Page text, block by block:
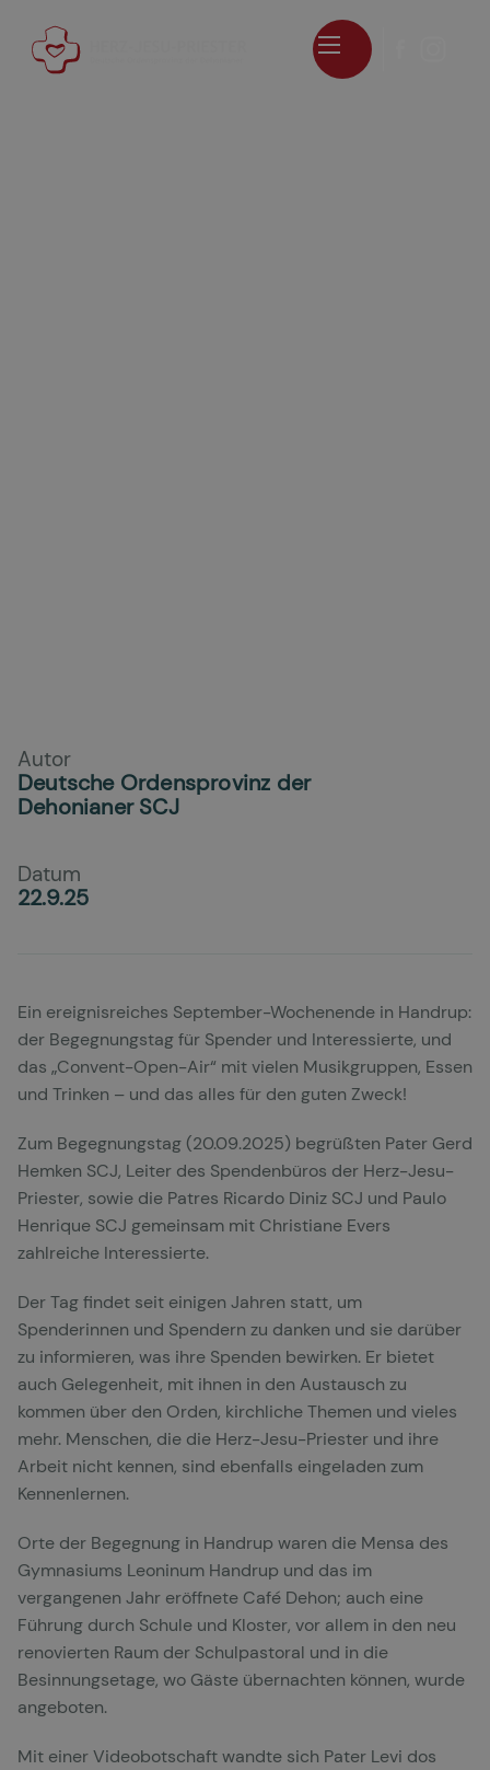
Autor
Deutsche Ordensprovinz der
Dehonianer SCJ
Datum
22.9.25
Ein ereignisreiches September-Wochenende in Handrup:
der Begegnungstag für Spender und Interessierte, und
das „Convent-Open-Air“ mit vielen Musikgruppen, Essen
und Trinken – und das alles für den guten Zweck!
Zum Begegnungstag (20.09.2025) begrüßten Pater Gerd
Hemken SCJ, Leiter des Spendenbüros der Herz-Jesu-
Priester, sowie die Patres Ricardo Diniz SCJ und Paulo
Henrique SCJ gemeinsam mit Christiane Evers
zahlreiche Interessierte.
Der Tag findet seit einigen Jahren statt, um
Spenderinnen und Spendern zu danken und sie darüber
zu informieren, was ihre Spenden bewirken. Er bietet
auch Gelegenheit, mit ihnen in den Austausch zu
kommen über den Orden, kirchliche Themen und vieles
mehr. Menschen, die die Herz-Jesu-Priester und ihre
Arbeit nicht kennen, sind ebenfalls eingeladen zum
Kennenlernen.
Orte der Begegnung in Handrup waren die Mensa des
Gymnasiums Leoninum Handrup und das im
vergangenen Jahr eröffnete Café Dehon; auch eine
Führung durch Schule und Kloster, vor allem in den neu
renovierten Raum der Schulpastoral und in die
Besinnungsetage, wo Gäste übernachten können, wurde
angeboten.
Mit einer Videobotschaft wandte sich Pater Levi dos